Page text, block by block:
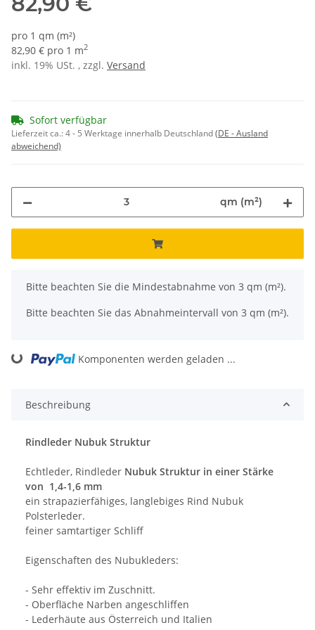
pro 1 qm (m²)
82,90 € pro 1 m2
inkl. 19% USt. , zzgl. Versand
Sofort verfügbar
Lieferzeit ca.:4 - 5 Werktage innerhalb Deutschland(DE - Ausland
abweichend)
qm (m²)
x
Bitte beachten Sie die Mindestabnahme von 3 qm (m²).
Bitte beachten Sie das Abnahmeintervall von 3 qm (m²).
Komponenten werden geladen ...
Beschreibung
Rindleder Nubuk Struktur
Echtleder, Rindleder Nubuk Struktur in einer Stärke
von 1,4-1,6 mm
ein strapazierfähiges, langlebiges Rind Nubuk
Polsterleder.
feiner samtartiger Schliff
Eigenschaften des Nubukleders:
- Sehr effektiv im Zuschnitt.
- Oberfläche Narben angeschliffen
- Lederhäute aus Österreich und Italien